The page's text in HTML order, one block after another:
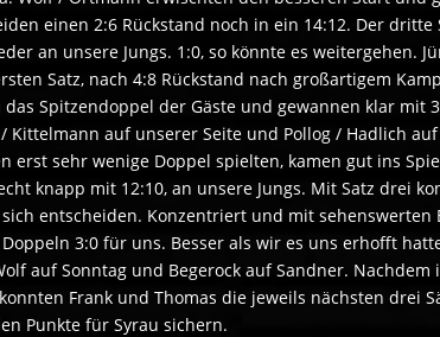
einen 2:6 Rückstand noch in ein 14:12. Der dritte
an unsere Jungs. 1:0, so könnte es weitergehen.
Satz, nach 4:8 Rückstand nach großartigem
Spitzendoppel der Gäste und gewannen klar mit
Kittelmann auf unserer Seite und Pollog / Hadlich
erst sehr wenige Doppel spielten, kamen gut ins
knapp mit 12:10, an unsere Jungs. Mit Satz drei
entscheiden. Konzentriert und mit sehenswerten
3:0 für uns. Besser als wir es uns erhofft
auf Sonntag und Begerock auf Sandner.
Frank und Thomas die jeweils nächsten drei
Punkte für Syrau sichern.